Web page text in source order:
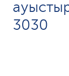
3030